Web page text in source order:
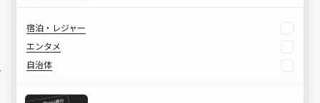
宿泊・レジャー
エンタメ
自治体